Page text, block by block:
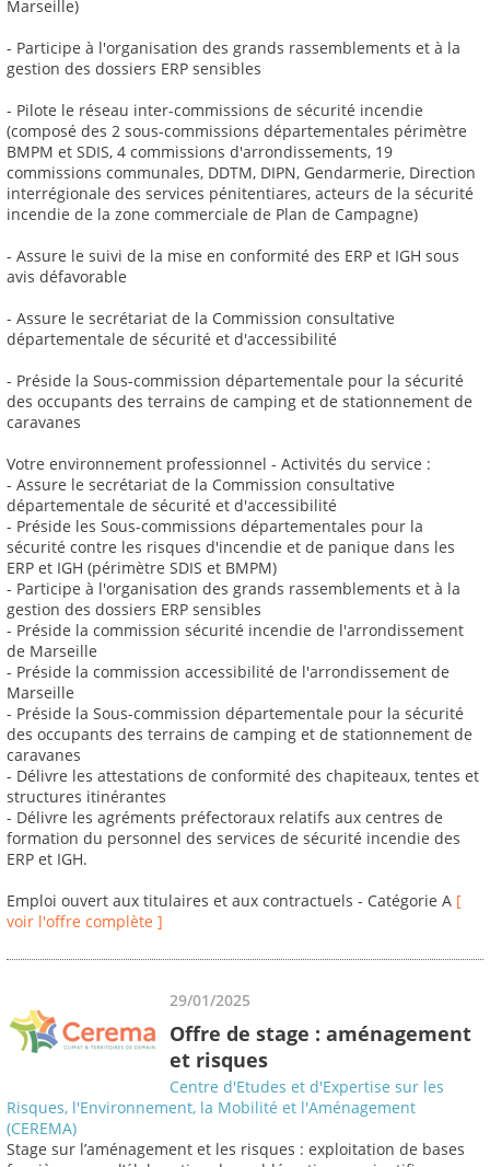
Marseille)
- Participe à l'organisation des grands rassemblements et à la
gestion des dossiers ERP sensibles
- Pilote le réseau inter-commissions de sécurité incendie
(composé des 2 sous-commissions départementales périmètre
BMPM et SDIS, 4 commissions d'arrondissements, 19
commissions communales, DDTM, DIPN, Gendarmerie, Direction
interrégionale des services pénitentiares, acteurs de la sécurité
incendie de la zone commerciale de Plan de Campagne)
- Assure le suivi de la mise en conformité des ERP et IGH sous
avis défavorable
- Assure le secrétariat de la Commission consultative
départementale de sécurité et d'accessibilité
- Préside la Sous-commission départementale pour la sécurité
des occupants des terrains de camping et de stationnement de
caravanes
Votre environnement professionnel - Activités du service :
- Assure le secrétariat de la Commission consultative
départementale de sécurité et d'accessibilité
- Préside les Sous-commissions départementales pour la
sécurité contre les risques d'incendie et de panique dans les
ERP et IGH (périmètre SDIS et BMPM)
- Participe à l'organisation des grands rassemblements et à la
gestion des dossiers ERP sensibles
- Préside la commission sécurité incendie de l'arrondissement
de Marseille
- Préside la commission accessibilité de l'arrondissement de
Marseille
- Préside la Sous-commission départementale pour la sécurité
des occupants des terrains de camping et de stationnement de
caravanes
- Délivre les attestations de conformité des chapiteaux, tentes et
structures itinérantes
- Délivre les agréments préfectoraux relatifs aux centres de
formation du personnel des services de sécurité incendie des
ERP et IGH.
Emploi ouvert aux titulaires et aux contractuels - Catégorie A [
voir l'offre complète ]
29/01/2025
Offre de stage : aménagement
et risques
Centre d'Etudes et d'Expertise sur les
Risques, l'Environnement, la Mobilité et l'Aménagement
(CEREMA)
Stage sur l’aménagement et les risques : exploitation de bases